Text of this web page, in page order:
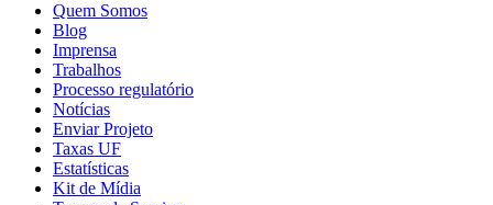
Quem Somos
Blog
Imprensa
Trabalhos
Processo regulatório
Notícias
Enviar Projeto
Taxas UF
Estatísticas
Kit de Mídia